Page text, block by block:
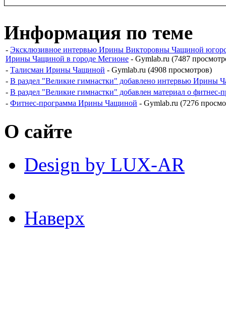
Информация по теме
- Эксклюзивное интервью Ирины Викторовны Чащиной
Ирины Чащиной в городе Мегионе - Gymlab.ru (7487
- Талисман Ирины Чащиной - Gymlab.ru (4908 просмотров)
- В раздел "Великие гимнастки" добавлено интервью Ирины
- В раздел "Великие гимнастки" добавлен материал о
- Фитнес-программа Ирины Чащиной - Gymlab.ru (7276
О сайте
Design by LUX-AR
Наверх